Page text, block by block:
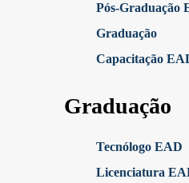
Pós-Graduação
Graduação
Capacitação
Graduação
Tecnólogo EAD
Licenciatura